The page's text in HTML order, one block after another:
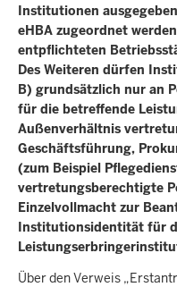
Institutionen
eHBA zugeordnet
entpflichteten
Des Weiteren dürfen
B) grundsätzlich nur an
für die betreffende
Außenverhältnis
Geschäftsführung,
(zum Beispiel
vertretungsberechtigte
Einzelvollmacht zur
Institutionsidentität für
Über den Verweis